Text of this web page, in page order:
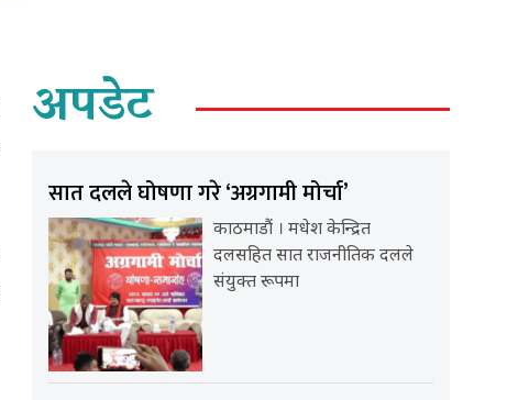
अपडेट
सात दलले घोषणा गरे ‘अग्रगामी मोर्चा’
काठमाडौं । मधेश केन्द्रित
दलसहित सात राजनीतिक दलले
संयुक्त रूपमा